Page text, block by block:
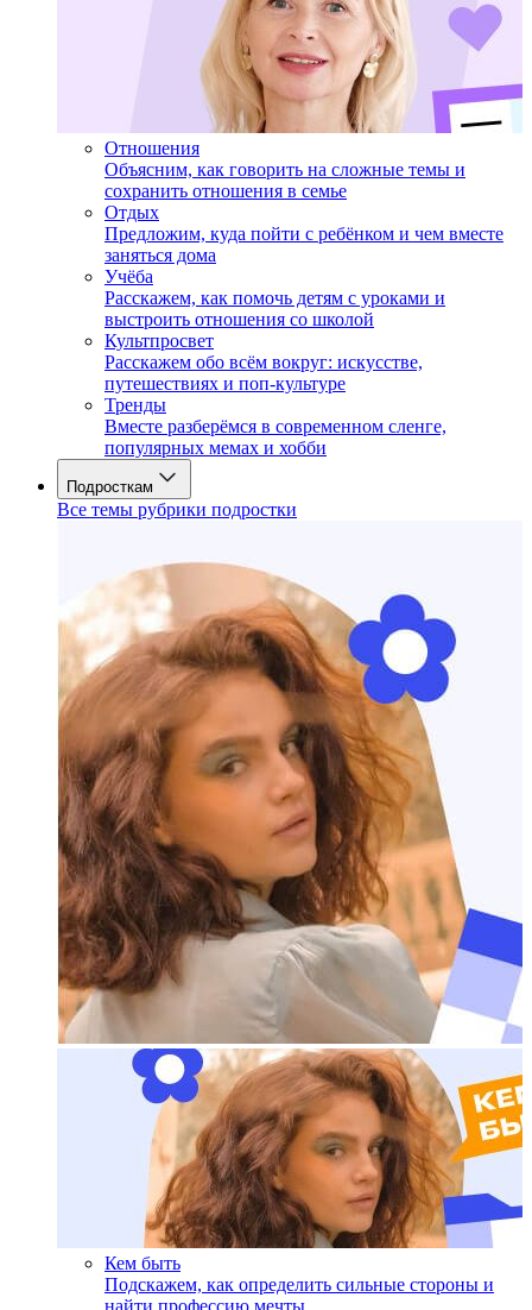
Отношения
Объясним, как говорить на сложные темы и
сохранить отношения в семье
Отдых
Предложим, куда пойти с ребёнком и чем вместе
заняться дома
Учёба
Расскажем, как помочь детям с уроками и
выстроить отношения со школой
Культпросвет
Расскажем обо всём вокруг: искусстве,
путешествиях и поп-культуре
Тренды
Вместе разберёмся в современном сленге,
популярных мемах и хобби
Подросткам
Все темы рубрики подростки
Кем быть
Подскажем, как определить сильные стороны и
найти профессию мечты